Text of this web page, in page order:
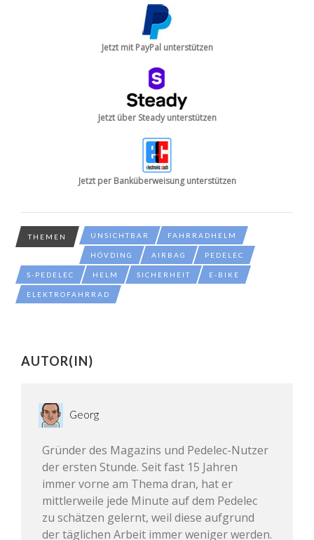
Jetzt mit PayPal unterstützen
Jetzt über Steady unterstützen
Jetzt per Banküberweisung unterstützen
THEMEN UNSICHTBAR FAHRRADHELM
HÖVDING AIRBAG PEDELEC
S-PEDELEC HELM SICHERHEIT E-BIKE
ELEKTROFAHRRAD
AUTOR(IN)
Georg
Gründer des Magazins und Pedelec-Nutzer
der ersten Stunde. Seit fast 15 Jahren
immer vorne am Thema dran, hat er
mittlerweile jede Minute auf dem Pedelec
zu schätzen gelernt, weil diese aufgrund
der täglichen Arbeit immer weniger werden.